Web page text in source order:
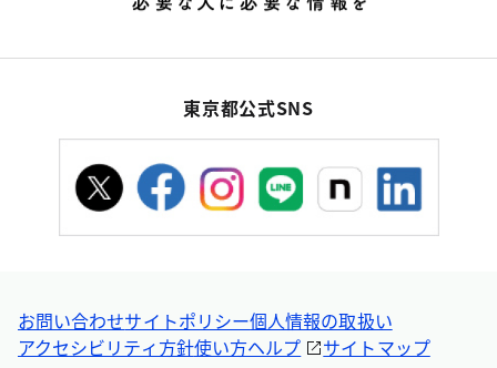
東京都公式SNS
お問い合わせサイトポリシー個人情報の取扱い
アクセシビリティ方針使い方ヘルプ サイトマップ